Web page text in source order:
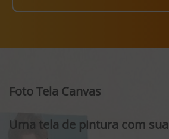
Foto Tela Canvas
Uma tela de pintura com